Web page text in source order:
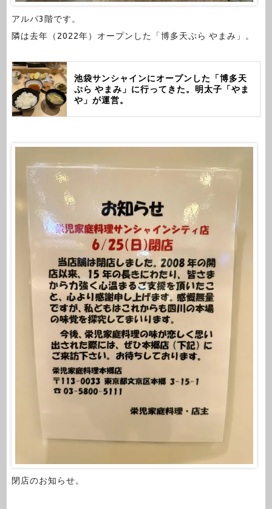
アルパ3階です。
隣は去年（2022年）オープンした「博多天ぷら やまみ」。
池袋サンシャインにオープンした「博多天
ぷら やまみ」に行ってきた。明太子「やま
や」が運営。
閉店のお知らせ。